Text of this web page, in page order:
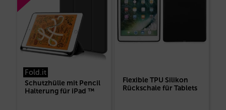
Fold.it
Schutzhülle mit Pencil
Halterung für iPad ™
Flexible TPU Silikon
Rückschale für Tablets